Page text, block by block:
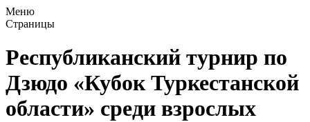
Меню
Страницы
Республиканский турнир по
Дзюдо «Кубок Туркестанской
области» среди взрослых